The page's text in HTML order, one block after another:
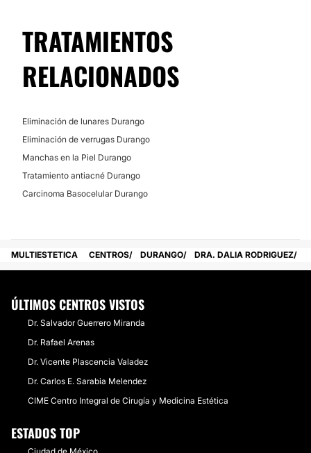
TRATAMIENTOS
RELACIONADOS
Eliminación de lunares Durango
Eliminación de verrugas Durango
Manchas en la Piel Durango
Tratamiento antiacné Durango
Carcinoma Basocelular Durango
MULTIESTETICA CENTROS DURANGO DRA. DALIA RODRIGUEZ
ÚLTIMOS CENTROS VISTOS
Dr. Salvador Guerrero Miranda
Dr. Rafael Arenas
Dr. Vicente Plascencia Valadez
Dr. Carlos E. Sarabia Melendez
CIME Centro Integral de Cirugía y Medicina Estética
ESTADOS TOP